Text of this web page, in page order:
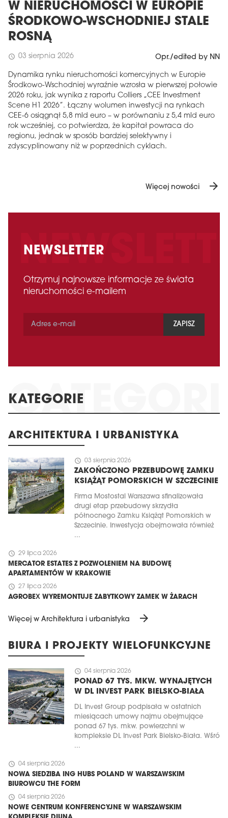
W NIERUCHOMOŚCI W EUROPIE
ŚRODKOWO-WSCHODNIEJ STALE
ROSNĄ
schedule 03 sierpnia 2026 Opr./edited by NN
Dynamika rynku nieruchomości komercyjnych w Europie
Środkowo-Wschodniej wyraźnie wzrosła w pierwszej połowie
2026 roku, jak wynika z raportu Colliers „CEE Investment
Scene H1 2026”. Łączny wolumen inwestycji na rynkach
CEE-6 osiągnął 5,8 mld euro – w porównaniu z 5,4 mld euro
rok wcześniej, co potwierdza, że ​​kapitał powraca do
regionu, jednak w sposób bardziej selektywny i
zdyscyplinowany niż w poprzednich cyklach.
Więcej nowości arrow_forward
NEWSLETTER
Otrzymuj najnowsze informacje ze świata
nieruchomości e-mailem
ZAPISZ
KATEGORIE
ARCHITEKTURA I URBANISTYKA
schedule 03 sierpnia 2026
ZAKOŃCZONO PRZEBUDOWĘ ZAMKU
KSIĄŻĄT POMORSKICH W SZCZECINIE
Firma Mostostal Warszawa sfinalizowała
drugi etap przebudowy skrzydła
północnego Zamku Książąt Pomorskich w
Szczecinie. Inwestycja obejmowała również
...
schedule 29 lipca 2026
MERCATOR ESTATES Z POZWOLENIEM NA BUDOWĘ
APARTAMENTÓW W KRAKOWIE
schedule 27 lipca 2026
AGROBEX WYREMONTUJE ZABYTKOWY ZAMEK W ŻARACH
Więcej w Architektura i urbanistyka arrow_forward
BIURA I PROJEKTY WIELOFUNKCYJNE
schedule 04 sierpnia 2026
PONAD 67 TYS. MKW. WYNAJĘTYCH
W DL INVEST PARK BIELSKO-BIAŁA
DL Invest Group podpisała w ostatnich
miesiącach umowy najmu obejmujące
ponad 67 tys. mkw. powierzchni w
kompleksie DL Invest Park Bielsko-Biała. Wśró
...
schedule 04 sierpnia 2026
NOWA SIEDZIBA ING HUBS POLAND W WARSZAWSKIM
BIUROWCU THE FORM
schedule 04 sierpnia 2026
NOWE CENTRUM KONFERENCYJNE W WARSZAWSKIM